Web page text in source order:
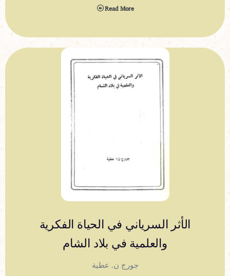
Read More
الأثر السرياني في الحياة الفكرية
والعلمية في بلاد الشام
جورج ن. عطية